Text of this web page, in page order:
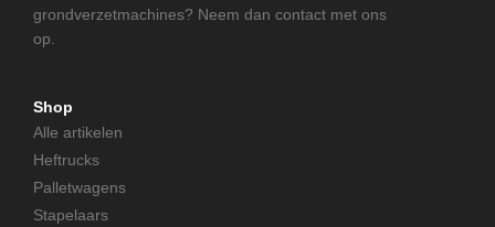
grondverzetmachines? Neem dan contact met ons
op.
Shop
Alle artikelen
Heftrucks
Palletwagens
Stapelaars